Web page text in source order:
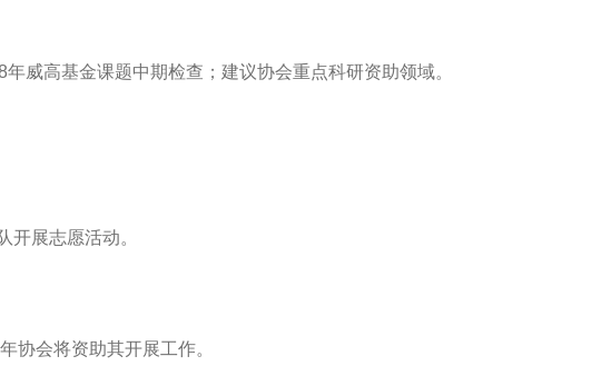
高基金课题中期检查；建议协会重点科研资助领域。
展志愿活动。
会将资助其开展工作。